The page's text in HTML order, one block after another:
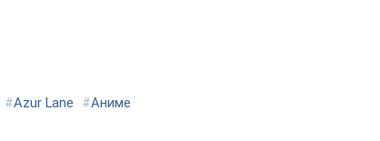
#Azur Lane #Аниме